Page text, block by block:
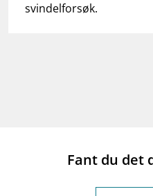
svindelforsøk.
Fant du det